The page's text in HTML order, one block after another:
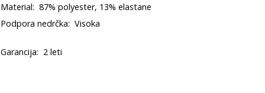
Material: 87% polyester, 13% elastane
Podpora nedrčka: Visoka
Garancija: 2 leti